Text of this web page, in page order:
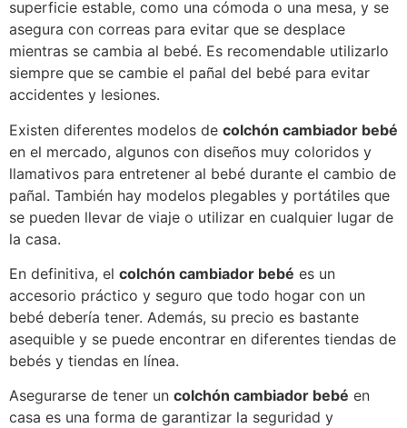
superficie estable, como una cómoda o una mesa, y se
asegura con correas para evitar que se desplace
mientras se cambia al bebé. Es recomendable utilizarlo
siempre que se cambie el pañal del bebé para evitar
accidentes y lesiones.
Existen diferentes modelos de colchón cambiador bebé
en el mercado, algunos con diseños muy coloridos y
llamativos para entretener al bebé durante el cambio de
pañal. También hay modelos plegables y portátiles que
se pueden llevar de viaje o utilizar en cualquier lugar de
la casa.
En definitiva, el colchón cambiador bebé es un
accesorio práctico y seguro que todo hogar con un
bebé debería tener. Además, su precio es bastante
asequible y se puede encontrar en diferentes tiendas de
bebés y tiendas en línea.
Asegurarse de tener un colchón cambiador bebé en
casa es una forma de garantizar la seguridad y